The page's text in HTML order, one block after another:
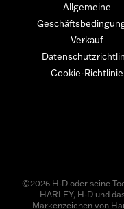
Allgemeine
Verkauf
Cookie-Richtlinie
©2026 H-D oder seine
HARLEY, H-D und
Markenzeichen von